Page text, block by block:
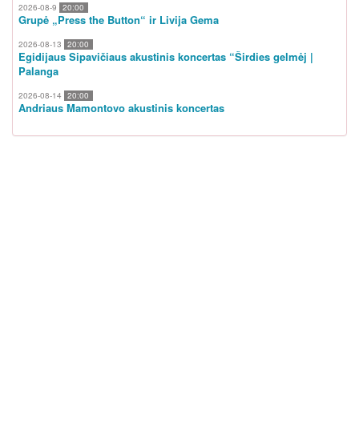
2026-08-9 20:00
Grupė „Press the Button“ ir Livija Gema
2026-08-13 20:00
Egidijaus Sipavičiaus akustinis koncertas “Širdies gelmėj |
Palanga
2026-08-14 20:00
Andriaus Mamontovo akustinis koncertas